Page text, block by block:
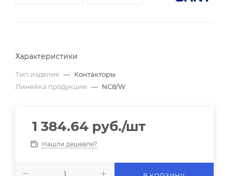
Характеристики
Тип изделия — Контакторы
Линейка продукции — NC8/W
1 384.64 руб./шт
Нашли дешевле?